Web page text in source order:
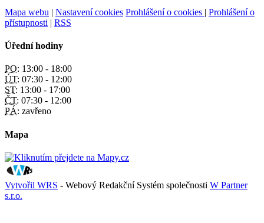
Mapa webu | Nastavení cookies Prohlášení o cookies | Prohlášení o
přístupnosti | RSS
Úřední hodiny
PO: 13:00 - 18:00
ÚT: 07:30 - 12:00
ST: 13:00 - 17:00
ČT: 07:30 - 12:00
PÁ: zavřeno
Mapa
Vytvořil WRS - Webový Redakční Systém společnosti W Partner
s.r.o.